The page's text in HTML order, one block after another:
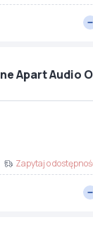
Apart Audio
Zapytaj o